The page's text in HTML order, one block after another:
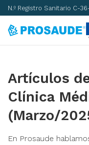
N.º Registro Sanitario C-
Artículos
Clínica
(Marzo/
En Prosaude